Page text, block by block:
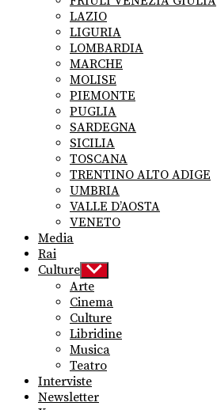
LAZIO
LIGURIA
LOMBARDIA
MARCHE
MOLISE
PIEMONTE
PUGLIA
SARDEGNA
SICILIA
TOSCANA
TRENTINO ALTO ADIGE
UMBRIA
VALLE D’AOSTA
VENETO
Media
Rai
Culture Show
sub
menu
Arte
Cinema
Culture
Libridine
Musica
Teatro
Interviste
Newsletter